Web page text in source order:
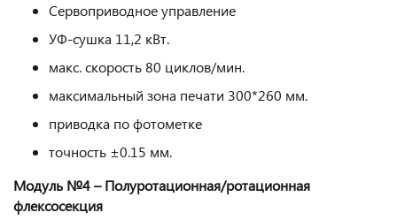
Сервоприводное управление
УФ-сушка 11,2 кВт.
макс. скорость 80 циклов/мин.
максимальный зона печати 300*260 мм.
приводка по фотометке
точность ±0.15 мм.
Модуль №4 – Полуротационная/ротационная
флексосекция